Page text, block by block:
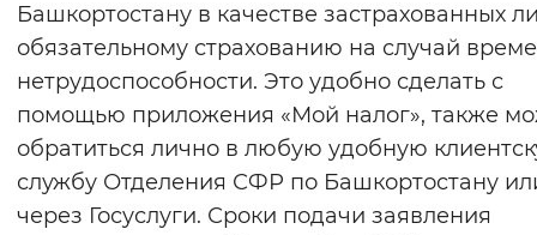
Воспроизвести Остановить
Вернуть стандартные настройки
Башкортостану в качестве застрахованных
обязательному страхованию на случай
нетрудоспособности. Это удобно сделать с
помощью приложения «Мой налог», также
обратиться лично в любую удобную
службу Отделения СФР по Башкортостану
через Госуслуги. Сроки подачи заявления